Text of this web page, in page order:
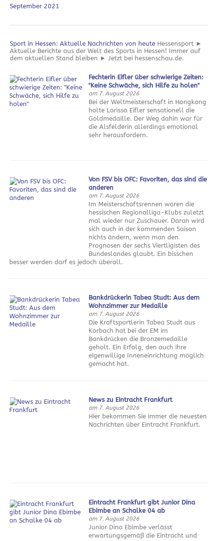
September 2021
Sport in Hessen: Aktuelle Nachrichten von heute Hessensport ►
Aktuelle Berichte aus der Welt des Sports in Hessen! Immer auf
dem aktuellen Stand bleiben ► Jetzt bei hessenschau.de.
Fechterin Eifler über schwierige Zeiten:
"Keine Schwäche, sich Hilfe zu holen"
am 7. August 2026
Bei der Weltmeisterschaft in Hongkong
holte Larissa Eifler sensationell die
Goldmedaille. Der Weg dahin war für
die Alsfelderin allerdings emotional
sehr herausfordern.
Von FSV bis OFC: Favoriten, das sind die
anderen
am 7. August 2026
Im Meisterschaftsrennen waren die
hessischen Regionalliga-Klubs zuletzt
mal wieder nur Zuschauer. Daran wird
sich auch in der kommenden Saison
nichts ändern, wenn man den
Prognosen der sechs Viertligisten des
Bundeslandes glaubt. Ein bisschen
besser werden darf es jedoch überall.
Bankdrückerin Tabea Studt: Aus dem
Wohnzimmer zur Medaille
am 7. August 2026
Die Kraftsportlerin Tabea Studt aus
Korbach hat bei der EM im
Bankdrücken die Bronzemedaille
geholt. Ein Erfolg, den auch ihre
eigenwillige Inneneinrichtung möglich
gemacht hat.
News zu Eintracht Frankfurt
am 7. August 2026
Hier bekommen Sie immer die neuesten
Nachrichten über Eintracht Frankfurt.
Eintracht Frankfurt gibt Junior Dina
Ebimbe an Schalke 04 ab
am 7. August 2026
Junior Dina Ebimbe verlässt
erwartungsgemäß die Eintracht und